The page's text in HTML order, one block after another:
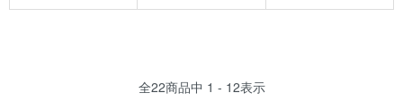
全22商品中 1 - 12表示